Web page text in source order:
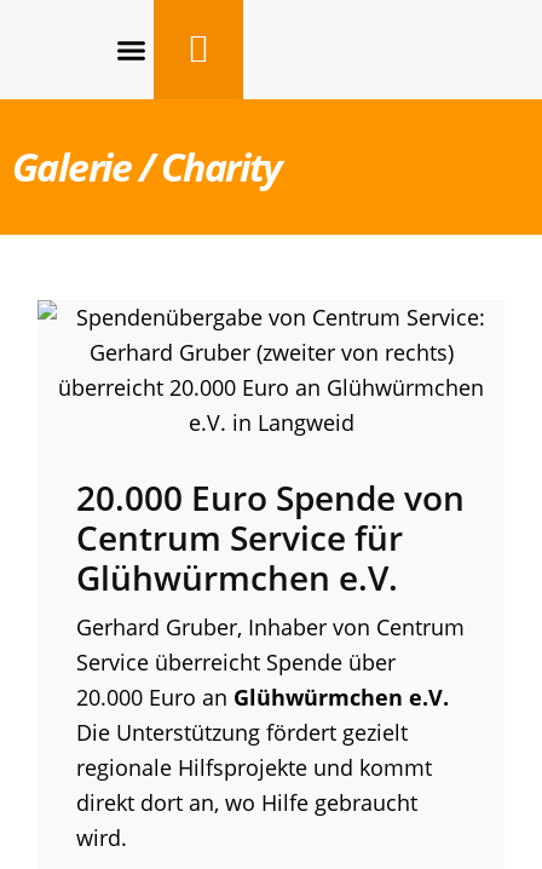
Galerie / Charity
20.000 Euro Spende von
Centrum Service für
Glühwürmchen e.V.
Gerhard Gruber, Inhaber von Centrum
Service überreicht Spende über
20.000 Euro an Glühwürmchen e.V.
Die Unterstützung fördert gezielt
regionale Hilfsprojekte und kommt
direkt dort an, wo Hilfe gebraucht
wird.